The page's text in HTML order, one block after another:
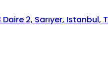
2, Sarıyer, Istanbul,